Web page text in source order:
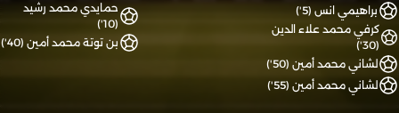
براهيمي انس (5')
كرفي محمد علاء الدين
(30')
لشاني محمد أمين (50')
لشاني محمد أمين (55')
حمايدي محمد رشيد
(10')
بن توتة محمد أمين (40')